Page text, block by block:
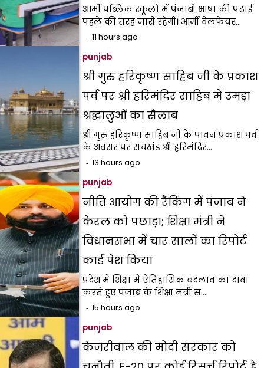
आर्मी पब्लिक स्कूलों में पंजाबी भाषा की पढ़ाई
पहले की तरह जारी रहेगी। आर्मी वेलफेयर…
11 hours ago
punjab
श्री गुरु हरिकृष्ण साहिब जी के प्रकाश
पर्व पर श्री हरिमंदिर साहिब में उमड़ा
श्रद्धालुओं का सैलाब
श्री गुरु हरिकृष्ण साहिब जी के पावन प्रकाश पर्व
के अवसर पर सचखंड श्री हरिमंदिर…
13 hours ago
punjab
नीति आयोग की रैंकिंग में पंजाब ने
केरल को पछाड़ा; शिक्षा मंत्री ने
विधानसभा में चार सालों का रिपोर्ट
कार्ड पेश किया
प्रदेश में शिक्षा में ऐतिहासिक बदलाव का दावा
करते हुए पंजाब के शिक्षा मंत्री स.…
15 hours ago
punjab
केजरीवाल की मोदी सरकार को